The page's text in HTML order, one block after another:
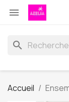

search
Accueil